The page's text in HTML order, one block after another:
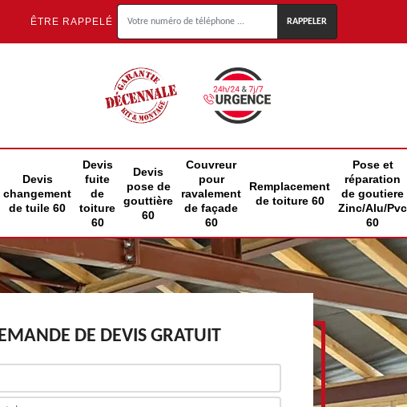
ÊTRE RAPPELÉ
Devis
changement
de tuile 60
Devis
fuite
de
toiture
60
Devis
pose de
gouttière
60
Couvreur
pour
ravalement
de façade
60
Remplacement
de toiture 60
Pose et
réparation
de goutiere
Zinc/Alu/Pvc
60
DE DEVIS GRATUIT